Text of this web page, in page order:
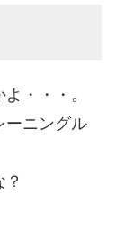
・・・。
ーニングル